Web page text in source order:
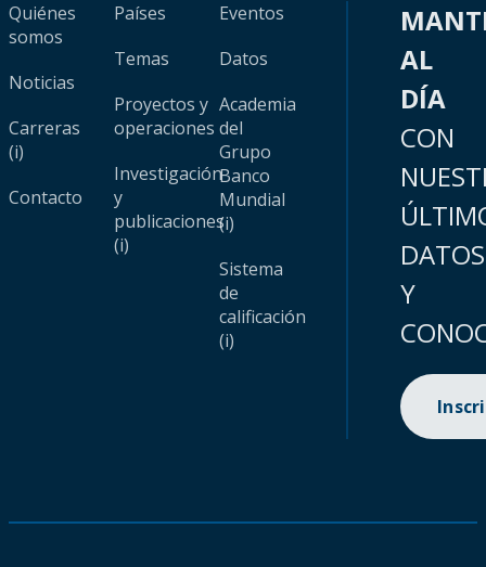
Quiénes
somos
Noticias
Carreras
(i)
Contacto
Países
Temas
Proyectos y
operaciones
Investigación
y
publicaciones
(i)
Eventos
Datos
Academia
del
Grupo
Banco
Mundial
(i)
Sistema
de
calificación
(i)
AL
DÍA
CON
DATOS
Y